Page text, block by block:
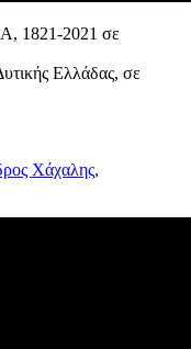
2021 σε
Ελλάδας, σε
Χάχαλης,